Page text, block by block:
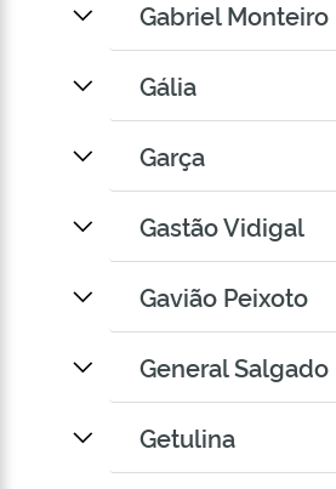
Gabriel Monteiro
Gália
Garça
Gastão Vidigal
Gavião Peixoto
General Salgado
Getulina